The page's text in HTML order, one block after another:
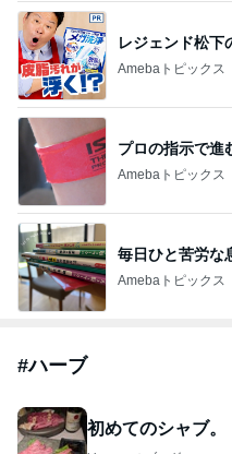
レジェンド松下
Amebaトピックス
プロの指示で進
Amebaトピックス
毎日ひと苦労な
Amebaトピックス
#ハーブ
初めてのシャブ。